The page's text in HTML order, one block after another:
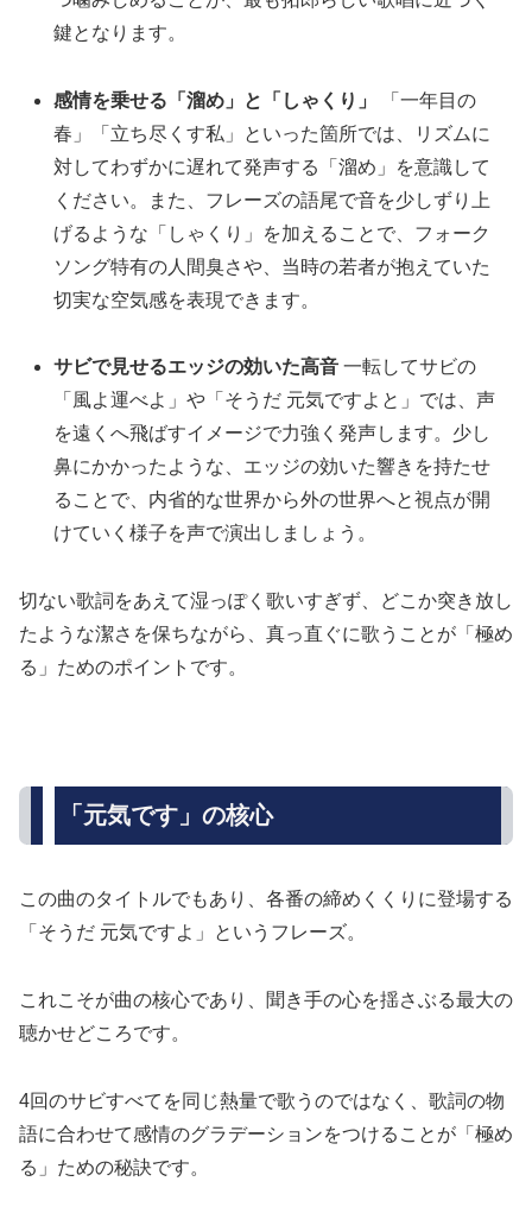
鍵となります。
感情を乗せる「溜め」と「しゃくり」
「一年目の
春」「立ち尽くす私」といった箇所では、リズムに
対してわずかに遅れて発声する「溜め」を意識して
ください。また、フレーズの語尾で音を少しずり上
げるような「しゃくり」を加えることで、フォーク
ソング特有の人間臭さや、当時の若者が抱えていた
切実な空気感を表現できます。
サビで見せるエッジの効いた高音 一転してサビの
「風よ運べよ」や「そうだ 元気ですよと」では、声
を遠くへ飛ばすイメージで力強く発声します。少し
鼻にかかったような、エッジの効いた響きを持たせ
ることで、内省的な世界から外の世界へと視点が開
けていく様子を声で演出しましょう。
切ない歌詞をあえて湿っぽく歌いすぎず、どこか突き放し
たような潔さを保ちながら、真っ直ぐに歌うことが「極め
る」ためのポイントです。
「元気です」の核心
この曲のタイトルでもあり、各番の締めくくりに登場する
「そうだ 元気ですよ」というフレーズ。
これこそが曲の核心であり、聞き手の心を揺さぶる最大の
聴かせどころです。
4回のサビすべてを同じ熱量で歌うのではなく、歌詞の物
語に合わせて感情のグラデーションをつけることが「極め
る」ための秘訣です。